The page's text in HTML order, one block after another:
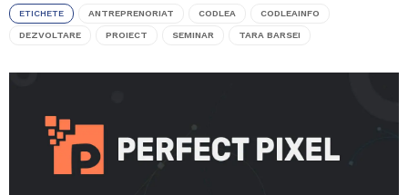
ETICHETE ANTREPRENORIAT CODLEA CODLEAINFO
DEZVOLTARE PROIECT SEMINAR TARA BARSEI